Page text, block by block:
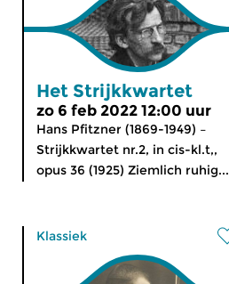
Het Strijkkwartet
zo 6 feb 2022 12:00 uur
Hans Pfitzner (1869-1949) –
Strijkkwartet nr.2, in cis-kl.t,,
opus 36 (1925) Ziemlich ruhig...
Klassiek